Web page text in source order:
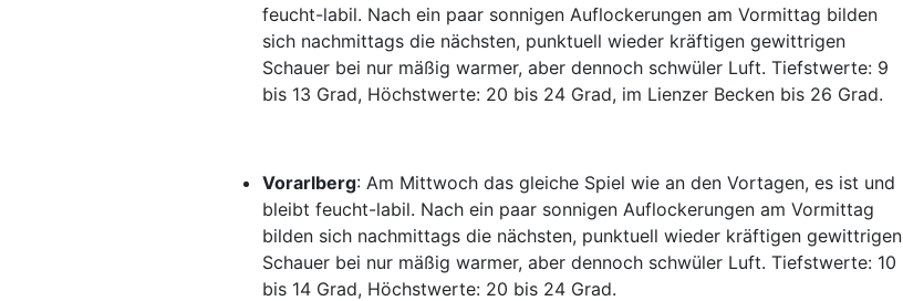
feucht-labil. Nach ein paar sonnigen Auflockerungen am Vormittag bilden
sich nachmittags die nächsten, punktuell wieder kräftigen gewittrigen
Schauer bei nur mäßig warmer, aber dennoch schwüler Luft. Tiefstwerte: 9
bis 13 Grad, Höchstwerte: 20 bis 24 Grad, im Lienzer Becken bis 26 Grad.
Vorarlberg: Am Mittwoch das gleiche Spiel wie an den Vortagen, es ist und
bleibt feucht-labil. Nach ein paar sonnigen Auflockerungen am Vormittag
bilden sich nachmittags die nächsten, punktuell wieder kräftigen gewittrigen
Schauer bei nur mäßig warmer, aber dennoch schwüler Luft. Tiefstwerte: 10
bis 14 Grad, Höchstwerte: 20 bis 24 Grad.